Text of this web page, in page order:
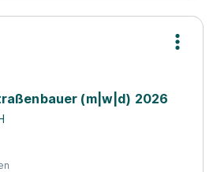
(m|w|d) 2026